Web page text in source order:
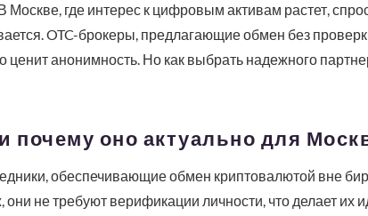
где интерес к цифровым активам растет,
OTC-брокеры, предлагающие обмен без
ценит анонимность. Но как выбрать надежного
почему оно актуально для
обеспечивающие обмен криптовалютой вне
не требуют верификации личности, что делает их